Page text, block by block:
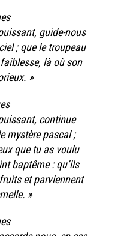
guide-nous
; que le troupeau
là où son
»
continue
mystère pascal ;
que tu as voulu
baptême : qu’ils
et parviennent
»